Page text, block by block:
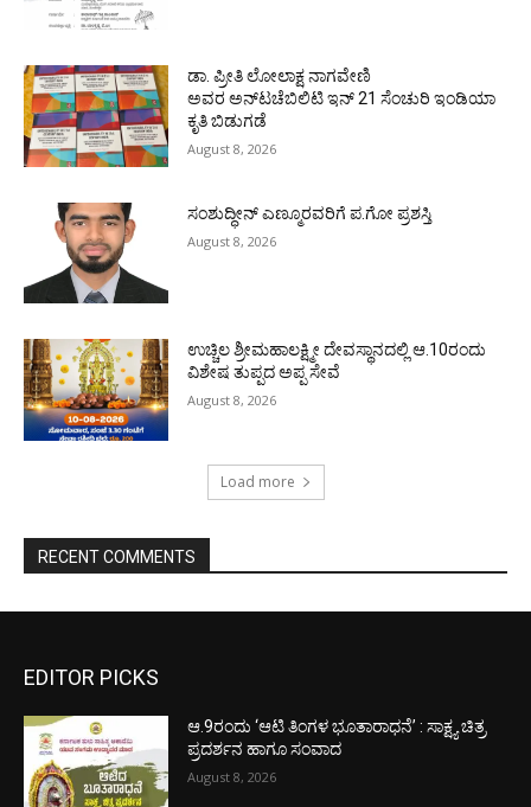
ಡಾ. ಪ್ರೀತಿ ಲೋಲಾಕ್ಷ ನಾಗವೇಣಿ
ಅವರ ಅನ್‌ಟಚೆಬಿಲಿಟಿ ಇನ್ 21 ಸೆಂಚುರಿ ಇಂಡಿಯಾ
ಕೃತಿ ಬಿಡುಗಡೆ
August 8, 2026
ಸಂಶುದ್ಧೀನ್ ಎಣ್ಮೂರವರಿಗೆ ಪ.ಗೋ ಪ್ರಶಸ್ತಿ
August 8, 2026
ಉಚ್ಚಿಲ ಶ್ರೀಮಹಾಲಕ್ಷ್ಮೀ ದೇವಸ್ಥಾನದಲ್ಲಿ ಆ.10ರಂದು
ವಿಶೇಷ ತುಪ್ಪದ ಅಪ್ಪ ಸೇವೆ
August 8, 2026
Load more
RECENT COMMENTS
EDITOR PICKS
ಆ.9ರಂದು ‘ಆಟಿ ತಿಂಗಳ ಭೂತಾರಾಧನೆ’ : ಸಾಕ್ಷ್ಯ ಚಿತ್ರ
ಪ್ರದರ್ಶನ ಹಾಗೂ ಸಂವಾದ
August 8, 2026